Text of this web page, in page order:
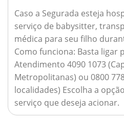
Caso a Segurada esteja
serviço de babysitter,
médica para seu filho
Como funciona: Basta ligar
Atendimento 4090 1073
Metropolitanas) ou 0800
localidades) Escolha a
serviço que deseja acionar.